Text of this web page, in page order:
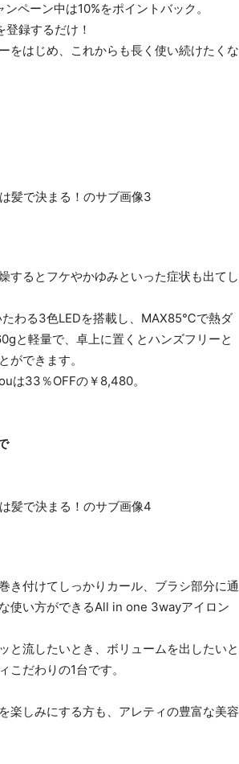
ペーン中は10%をポイントバック。
録するだけ！
をはじめ、これからも長く使い続けたくな
するとフケやかゆみといった症状も出てし
たわる3色LEDを搭載し、MAX85℃で熱ダ
と軽量で、卓上に置くとハンズフリーと
ができます。
は33％OFFの￥8,480。
き付けてしっかりカール、ブラシ部分に通
使い方ができるAll in one 3wayアイロン
と流したいとき、ボリュームを出したいと
だわりの1台です。
楽しみにする方も、アレティの豊富な美容